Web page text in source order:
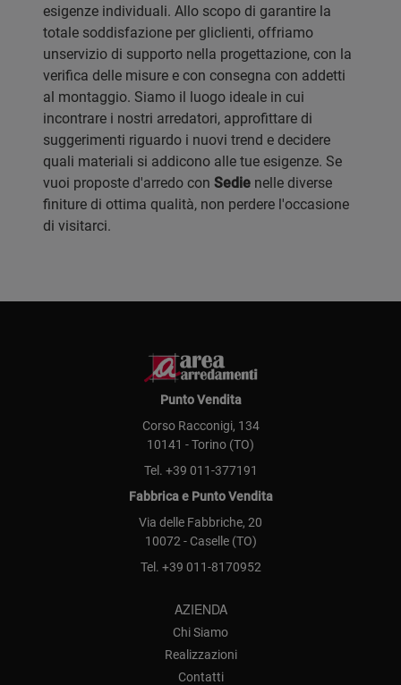
esigenze individuali. Allo scopo di garantire la
totale soddisfazione per gliclienti, offriamo
unservizio di supporto nella progettazione, con la
verifica delle misure e con consegna con addetti
al montaggio. Siamo il luogo ideale in cui
incontrare i nostri arredatori, approfittare di
suggerimenti riguardo i nuovi trend e decidere
quali materiali si addicono alle tue esigenze. Se
vuoi proposte d'arredo con Sedie nelle diverse
finiture di ottima qualità, non perdere l'occasione
di visitarci.
Punto Vendita
Corso Racconigi, 134
10141 - Torino (TO)
Tel. +39 011-377191
Fabbrica e Punto Vendita
Via delle Fabbriche, 20
10072 - Caselle (TO)
Tel. +39 011-8170952
AZIENDA
Chi Siamo
Realizzazioni
Contatti